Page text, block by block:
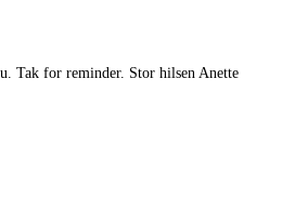
Tak for reminder. Stor hilsen Anette